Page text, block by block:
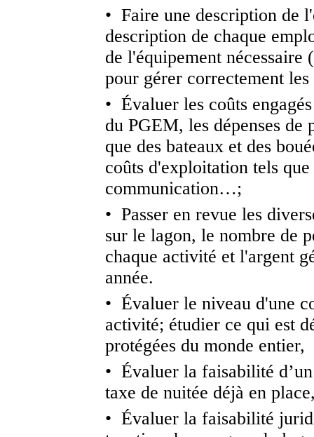
• Faire une description de
description de chaque
de l'équipement
pour gérer correctement
• Évaluer les coûts
du PGEM, les dépenses de
que des bateaux et des
coûts d'exploitation tels
communication…;
• Passer en revue les
sur le lagon, le nombre de
chaque activité et l'argent
année.
• Évaluer le niveau d'une
activité; étudier ce qui est
protégées du monde entier,
• Évaluer la faisabilité
taxe de nuitée déjà en
• Évaluer la faisabilité